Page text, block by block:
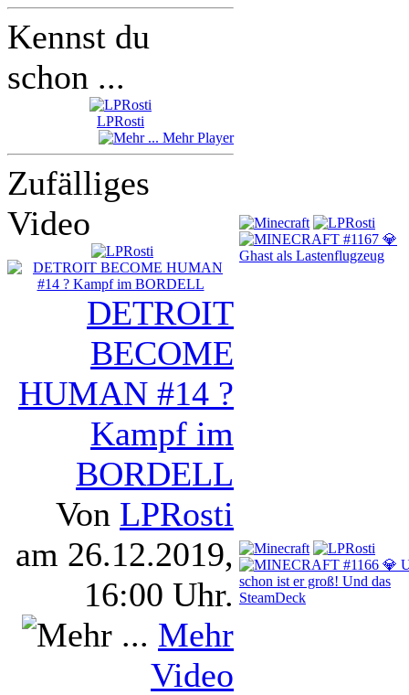
Kennst du
schon ...
LPRosti
Mehr Player
Zufälliges
Video
DETROIT
BECOME
HUMAN #14 ?
Kampf im
BORDELL
Von LPRosti
am 26.12.2019,
16:00 Uhr.
Mehr
Video